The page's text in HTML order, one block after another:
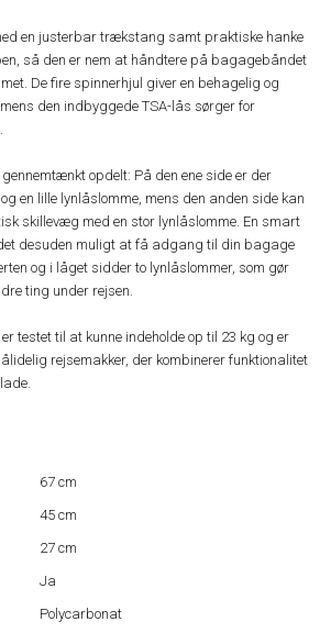
en justerbar trækstang samt praktiske hanke
så den er nem at håndtere på bagagebåndet
De fire spinnerhjul giver en behagelig og
den indbyggede TSA-lås sørger for
opdelt: På den ene side er der
en lille lynlåslomme, mens den anden side kan
skillevæg med en stor lynlåslomme. En smart
desuden muligt at få adgang til din bagage
og i låget sidder to lynlåslommer, som gør
ting under rejsen.
testet til at kunne indeholde op til 23 kg og er
rejsemakker, der kombinerer funktionalitet
67 cm
45 cm
27 cm
Ja
Polycarbonat